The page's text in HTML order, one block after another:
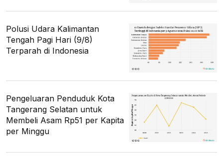
Polusi Udara Kalimantan
Tengah Pagi Hari (9/8)
Terparah di Indonesia
Pengeluaran Penduduk Kota
Tangerang Selatan untuk
Membeli Asam Rp51 per Kapita
per Minggu